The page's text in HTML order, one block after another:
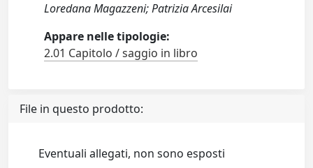
Loredana Magazzeni; Patrizia Arcesilai
Appare nelle tipologie:
2.01 Capitolo / saggio in libro
File in questo prodotto:
Eventuali allegati, non sono esposti